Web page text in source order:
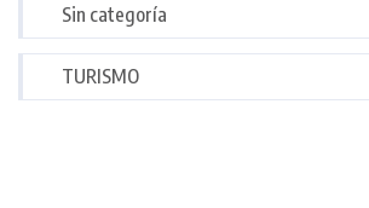
Sin categoría
TURISMO